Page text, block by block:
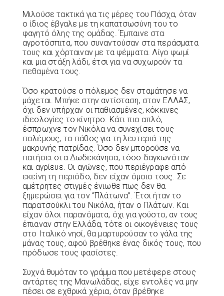
Μιλούσε τακτικά για τις μέρες του Πάσχα, όταν
ο ίδιος έβγαλε με τη καπατσωσύνη του το
φαγητό όλης της ομάδας. Έμπαινε στα
αγροτόσπιτα, που συναντούσαν στα περάσματα
τους και χόρταιναν με τα ψέμματα. Λίγο ψωμί
και μια στάξη λάδι, έτσι για να συχωρούν τα
πεθαμένα τους.
Όσο κρατούσε ο πόλεμος δεν σταμάτησε να
μάχεται. Μπήκε στην αντίσταση, στον ΕΛΛΑΣ,
όχι δεν υπήρχαν οι παθιασμένες, κόκκινες
ιδεολογίες το κίνητρο. Κάτι πιο απλό,
έσπρωχνε τον Νικόλα να συνεχίσει τους
πολέμους, το πάθος για τη λευτεριά της
μακρυνής πατρίδας. Όσο δεν μπορούσε να
πατήσει στα Δωδεκάνησα, τόσο δαγκωνόταν
και αγρίευε. Οι αγώνες, που περιέγραφε από
εκείνη τη περιόδο, δεν είχαν όμοιο τους. Σε
αμέτρητες στιγμές ένιωθε πως δεν θα
ξημερώσει για τον “Πλάτωνα”. Έτσι ήταν το
παρατσούκλι του Νικόλα, ήταν ο Πλάτων. Και
είχαν όλοι παρανόματα, όχι για γούστο, αν τους
έπιαναν στην Ελλάδα, τότε οι οικογένειες τους
στο Ιταλικό νησί, θα μαρτυρούσαν το γάλα της
μάνας τους, αφού βρέθηκε ένας δικός τους, που
πρόδωσε τους φασίστες.
Συχνά θυμόταν το γράμμα που μετέφερε στους
αντάρτες της Μανωλάδας, είχε εντολές να μην
πέσει σε εχθρικά χέρια, όταν βρέθηκε